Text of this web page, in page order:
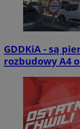
GDDKiA - są
rozbudowy A4